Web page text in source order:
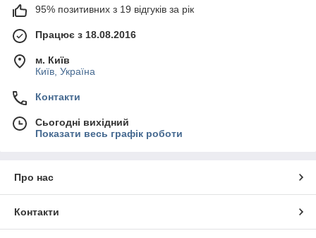
95% позитивних з 19 відгуків за рік
Працює з 18.08.2016
м. Київ
Київ, Україна
Контакти
Сьогодні вихідний
Показати весь графік роботи
Про нас
Контакти